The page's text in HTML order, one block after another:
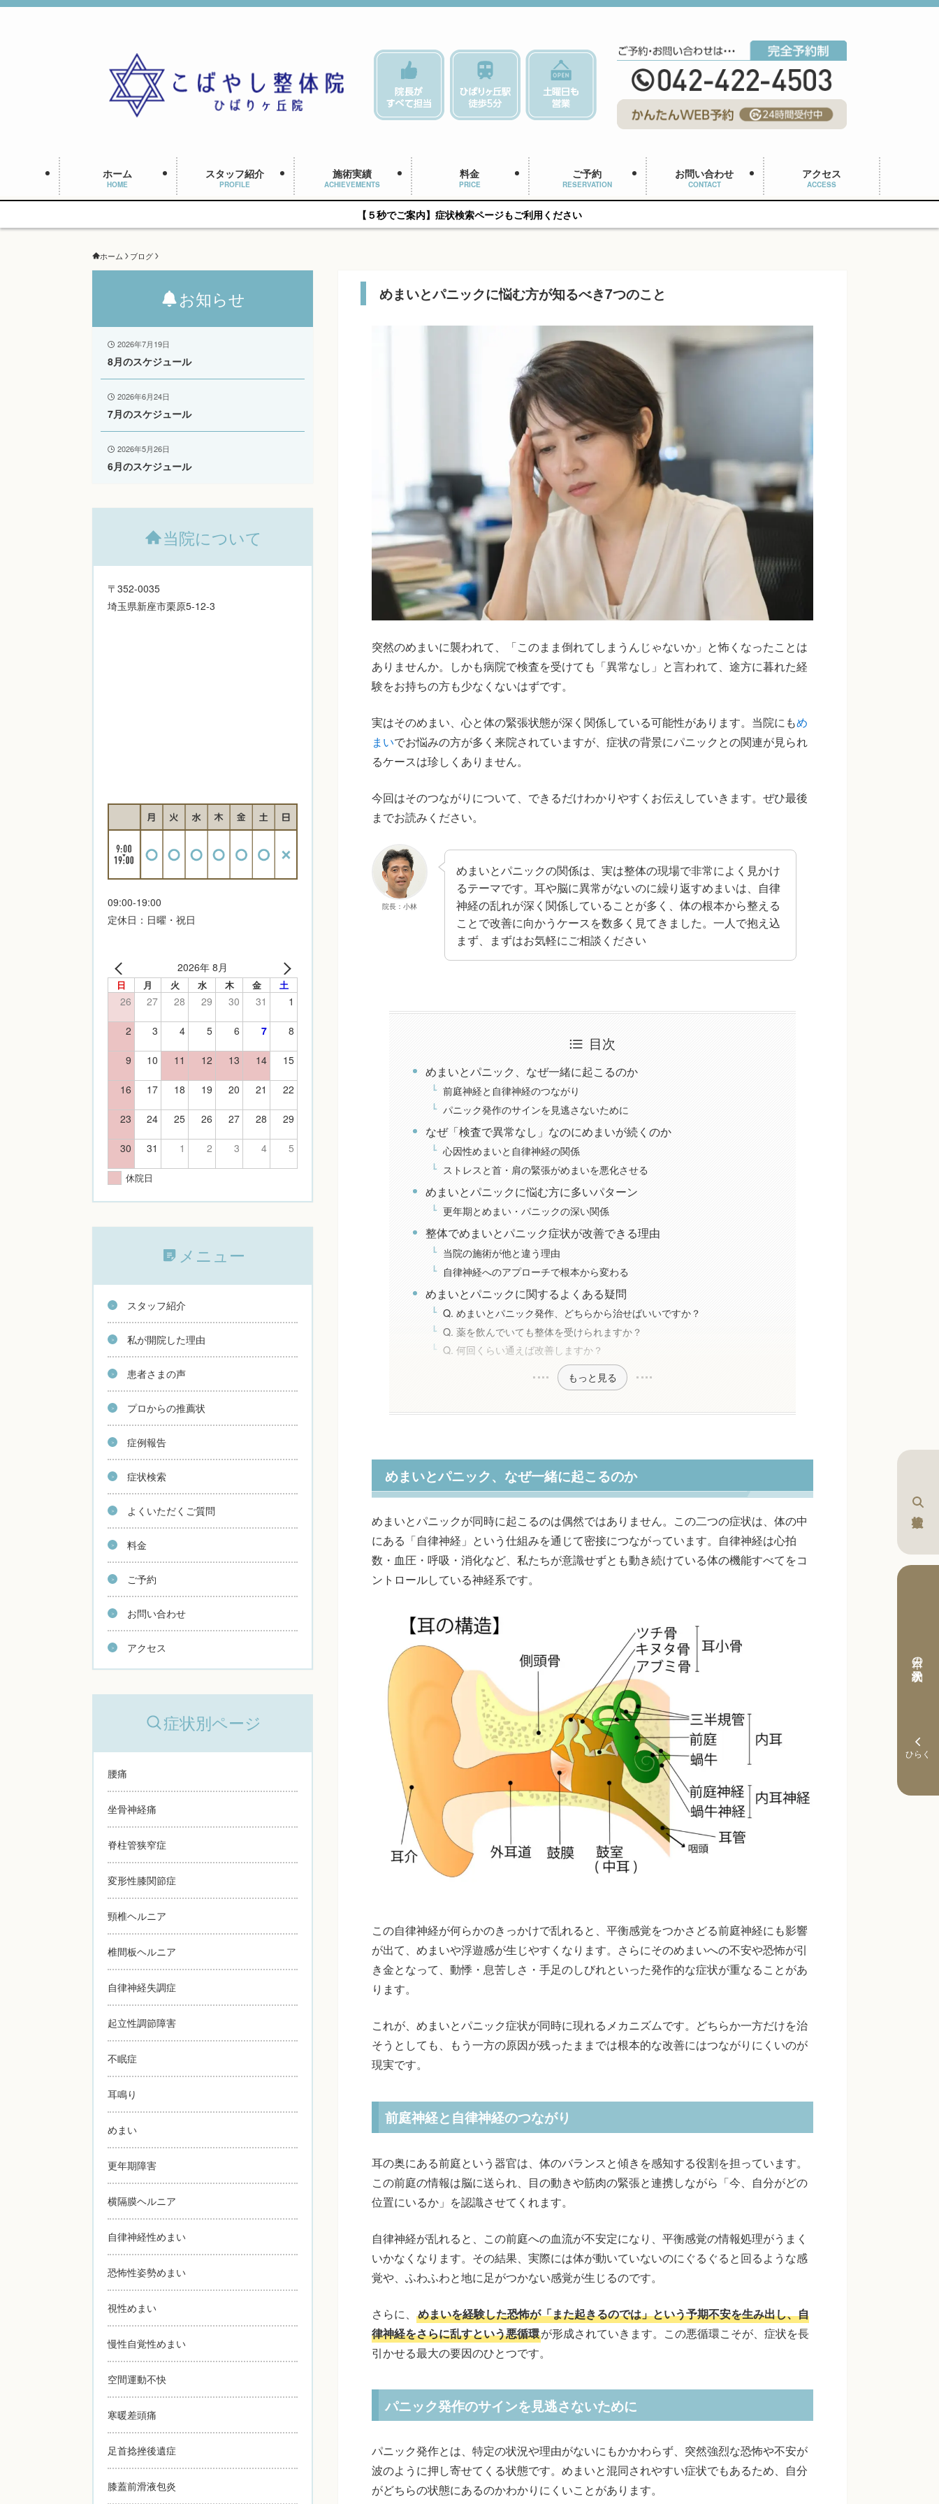
ホーム
HOME
スタッフ紹介
PROFILE
施術実績
ACHIEVEMENTS
料金
PRICE
ご予約
RESERVATION
お問い合わせ
CONTACT
アクセス
ACCESS
【５秒でご案内】症状検索ページもご利用ください
ホーム ブログ
めまいとパニックに悩む方が知るべき7つのこと
本日の予約状況
突然のめまいに襲われて、「このまま倒れてしまうんじゃないか」と怖くなったことは
ありませんか。しかも病院で検査を受けても「異常なし」と言われて、途方に暮れた経
験をお持ちの方も少なくないはずです。
実はそのめまい、心と体の緊張状態が深く関係している可能性があります。当院にもめ
まいでお悩みの方が多く来院されていますが、症状の背景にパニックとの関連が見られ
るケースは珍しくありません。
今回はそのつながりについて、できるだけわかりやすくお伝えしていきます。ぜひ最後
までお読みください。
院長：小林
めまいとパニックの関係は、実は整体の現場で非常によく見かけ
るテーマです。耳や脳に異常がないのに繰り返すめまいは、自律
神経の乱れが深く関係していることが多く、体の根本から整える
ことで改善に向かうケースを数多く見てきました。一人で抱え込
まず、まずはお気軽にご相談ください
目次
めまいとパニック、なぜ一緒に起こるのか
前庭神経と自律神経のつながり
パニック発作のサインを見逃さないために
なぜ「検査で異常なし」なのにめまいが続くのか
心因性めまいと自律神経の関係
ストレスと首・肩の緊張がめまいを悪化させる
めまいとパニックに悩む方に多いパターン
更年期とめまい・パニックの深い関係
整体でめまいとパニック症状が改善できる理由
当院の施術が他と違う理由
自律神経へのアプローチで根本から変わる
めまいとパニックに関するよくある疑問
Q. めまいとパニック発作、どちらから治せばいいですか？
Q. 薬を飲んでいても整体を受けられますか？
Q. 何回くらい通えば改善しますか？
もっと見る
めまいとパニック、なぜ一緒に起こるのか
めまいとパニックが同時に起こるのは偶然ではありません。この二つの症状は、体の中
にある「自律神経」という仕組みを通じて密接につながっています。自律神経は心拍
数・血圧・呼吸・消化など、私たちが意識せずとも動き続けている体の機能すべてをコ
ントロールしている神経系です。
この自律神経が何らかのきっかけで乱れると、平衡感覚をつかさどる前庭神経にも影響
が出て、めまいや浮遊感が生じやすくなります。さらにそのめまいへの不安や恐怖が引
き金となって、動悸・息苦しさ・手足のしびれといった発作的な症状が重なることがあ
ります。
これが、めまいとパニック症状が同時に現れるメカニズムです。どちらか一方だけを治
そうとしても、もう一方の原因が残ったままでは根本的な改善にはつながりにくいのが
現実です。
前庭神経と自律神経のつながり
耳の奥にある前庭という器官は、体のバランスと傾きを感知する役割を担っています。
この前庭の情報は脳に送られ、目の動きや筋肉の緊張と連携しながら「今、自分がどの
位置にいるか」を認識させてくれます。
自律神経が乱れると、この前庭への血流が不安定になり、平衡感覚の情報処理がうまく
いかなくなります。その結果、実際には体が動いていないのにぐるぐると回るような感
覚や、ふわふわと地に足がつかない感覚が生じるのです。
さらに、 めまいを経験した恐怖が「また起きるのでは」という予期不安を生み出し、自
律神経をさらに乱すという悪循環が形成されていきます。この悪循環こそが、症状を長
引かせる最大の要因のひとつです。
パニック発作のサインを見逃さないために
パニック発作とは、特定の状況や理由がないにもかかわらず、突然強烈な恐怖や不安が
波のように押し寄せてくる状態です。めまいと混同されやすい症状でもあるため、自分
がどちらの状態にあるのかわかりにくいことがあります。
お知らせ
2026年7月19日
8月のスケジュール
2026年6月24日
7月のスケジュール
2026年5月26日
6月のスケジュール
当院について
〒352-0035
埼玉県新座市栗原5-12-3
09:00-19:00
定休日：日曜・祝日
2026年 8月
日 月 火 水 木 金 土
26 27 28 29 30 31 1
2 3 4 5 6 7 8
9 10 11 12 13 14 15
16 17 18 19 20 21 22
23 24 25 26 27 28 29
30 31 1 2 3 4 5
休院日
メニュー
スタッフ紹介
私が開院した理由
患者さまの声
プロからの推薦状
症例報告
症状検索
よくいただくご質問
料金
ご予約
お問い合わせ
アクセス
症状別ページ
腰痛
坐骨神経痛
脊柱管狭窄症
変形性膝関節症
頸椎ヘルニア
椎間板ヘルニア
自律神経失調症
起立性調節障害
不眠症
耳鳴り
めまい
更年期障害
横隔膜ヘルニア
自律神経性めまい
恐怖性姿勢めまい
視性めまい
慢性自覚性めまい
空間運動不快
寒暖差頭痛
足首捻挫後遺症
膝蓋前滑液包炎